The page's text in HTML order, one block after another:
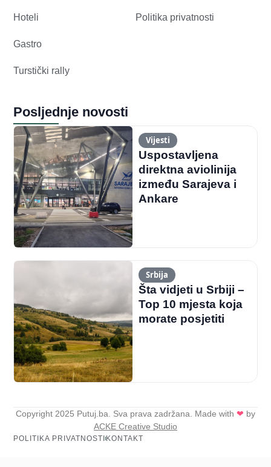
Hoteli
Gastro
Turstički rally
Politika privatnosti
Posljednje novosti
Vijesti
Uspostavljena
direktna aviolinija
između Sarajeva i
Ankare
Srbija
Šta vidjeti u Srbiji –
Top 10 mjesta koja
morate posjetiti
Copyright 2025 Putuj.ba. Sva prava zadržana. Made with ❤ by
ACKE Creative Studio
POLITIKA PRIVATNOSTIKONTAKT